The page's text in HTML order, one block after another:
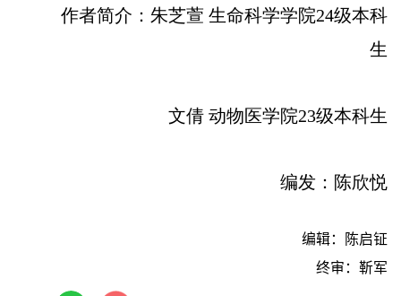
作者简介：朱芝萱 生命科学学院24级本科
生
文倩 动物医学院23级本科生
编发：陈欣悦
编辑：陈启钲
终审：靳军